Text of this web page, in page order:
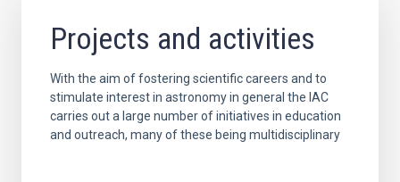
Projects and activities
With the aim of fostering scientific careers and to
stimulate interest in astronomy in general the IAC
carries out a large number of initiatives in education
and outreach, many of these being multidisciplinary